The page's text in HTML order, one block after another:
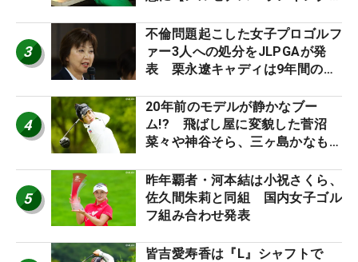
3
不倫問題起こした女子プロゴルフ
ァー3人への処分をJLPGAが発
表 栗永遼キャディは9年間の立
4
20年前のモデルが静かなブー
ム!? 飛ばし屋に変貌した菅沼
菜々や神谷そら、三ヶ島かなも使
ロたちの“飛ばしギア”】
5
昨年覇者・河本結は小祝さくら、
佐久間朱莉と同組 国内女子ゴル
フ組み合わせ発表
皆吉愛寿香は『L』シャフトで